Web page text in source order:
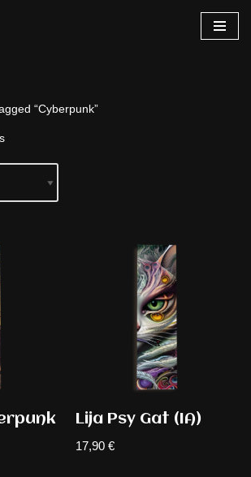
“Cyberpunk”
Lija Psy Gat (IA)
17,90€